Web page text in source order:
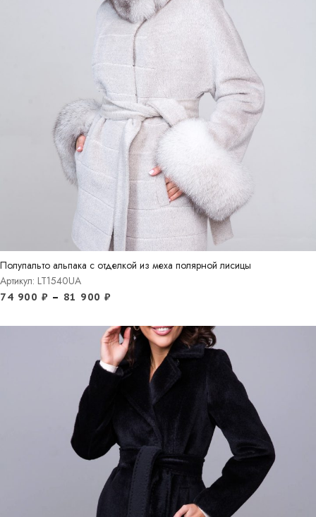
Полупальто альпака с отделкой из меха полярной лисицы
Артикул: LT1540UA
74 900 ₽ – 81 900 ₽